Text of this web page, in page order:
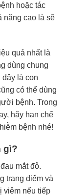
hoặc tác
năng cao là sẽ
quả nhất là
dùng chung
là con
có thể dùng
bệnh. Trong
hãy hạn chế
bệnh nhé!
gì?
mắt đỏ.
trang điểm và
viêm nếu tiếp